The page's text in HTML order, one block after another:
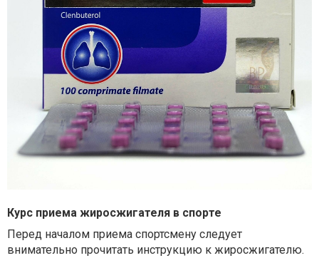
Курс приема жиросжигателя в спорте
Перед началом приема спортсмену следует
внимательно прочитать инструкцию к жиросжигателю.